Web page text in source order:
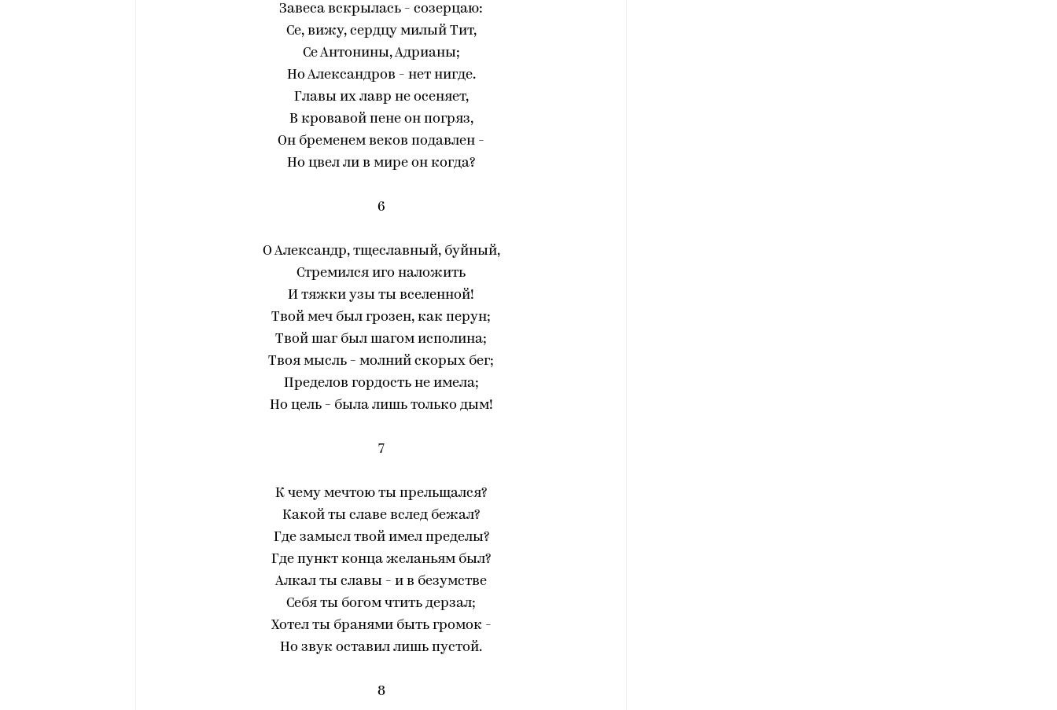
Завеса вскрылась - созерцаю:
Се, вижу, сердцу милый Тит,
Се Антонины, Адрианы;
Но Александров - нет нигде.
Главы их лавр не осеняет,
В кровавой пене он погряз,
Он бременем веков подавлен -
Но цвел ли в мире он когда?
6
О Александр, тщеславный, буйный,
Стремился иго наложить
И тяжки узы ты вселенной!
Твой меч был грозен, как перун;
Твой шаг был шагом исполина;
Твоя мысль - молний скорых бег;
Пределов гордость не имела;
Но цель - была лишь только дым!
7
К чему мечтою ты прельщался?
Какой ты славе вслед бежал?
Где замысл твой имел пределы?
Где пункт конца желаньям был?
Алкал ты славы - и в безумстве
Себя ты богом чтить дерзал;
Хотел ты бранями быть громок -
Но звук оставил лишь пустой.
8